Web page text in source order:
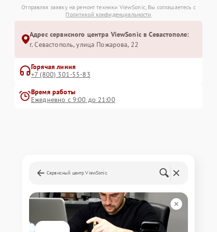
Отправляя заявку на ремонт техники ViewSonic, Вы соглашаетесь с
Политикой конфиденциальности
Адрес сервисного центра ViewSonic в Севастополе:
г. Севастополь, улица Пожарова, 22
Горячая линия
+7 (800) 301-55-83
Время работы
Ежедневно с 9:00 до 21:00
Сервисный центр ViewSonic